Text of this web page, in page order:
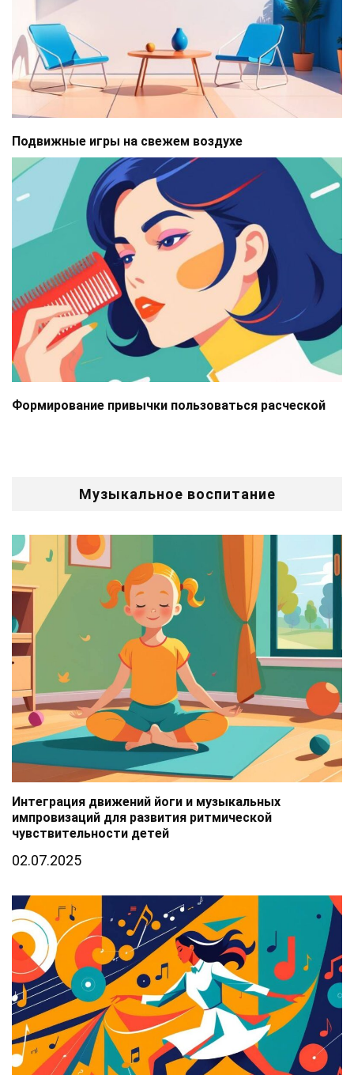
Подвижные игры на свежем воздухе
Формирование привычки пользоваться расческой
Музыкальное воспитание
Интеграция движений йоги и музыкальных
импровизаций для развития ритмической
чувствительности детей
02.07.2025